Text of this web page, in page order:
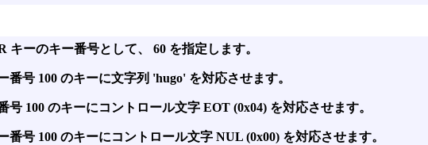
キーのキー番号として、 60 を指定します。
番号 100 のキーに文字列 'hugo' を対応させます。
号 100 のキーにコントロール文字 EOT (0x04) を対応させます。
番号 100 のキーにコントロール文字 NUL (0x00) を対応させます。